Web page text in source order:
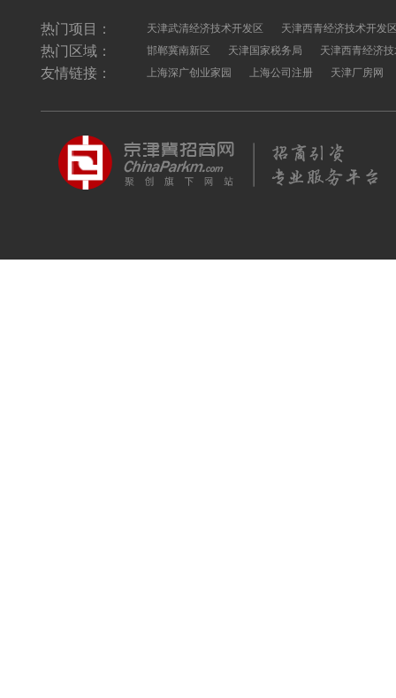
热门项目： 天津武清经济技术开发区 天津西青经济技术开发
热门区域： 邯郸冀南新区 天津国家税务局 天津西青经济
友情链接： 上海深广创业家园 上海公司注册 天津厂房网